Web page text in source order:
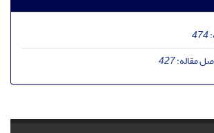
474
مقاله:427